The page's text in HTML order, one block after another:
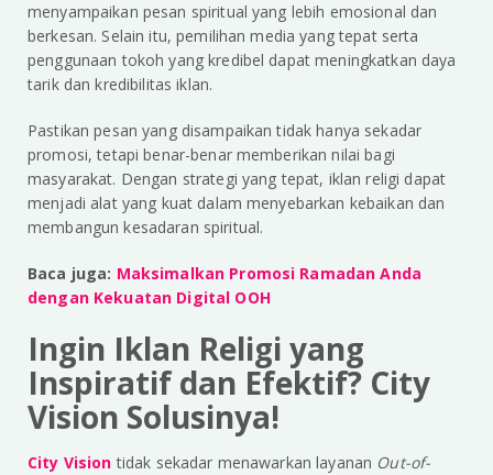
menyampaikan pesan spiritual yang lebih emosional dan
berkesan. Selain itu, pemilihan media yang tepat serta
penggunaan tokoh yang kredibel dapat meningkatkan daya
tarik dan kredibilitas iklan.
Pastikan pesan yang disampaikan tidak hanya sekadar
promosi, tetapi benar-benar memberikan nilai bagi
masyarakat. Dengan strategi yang tepat, iklan religi dapat
menjadi alat yang kuat dalam menyebarkan kebaikan dan
membangun kesadaran spiritual.
Baca juga: Maksimalkan Promosi Ramadan Anda
dengan Kekuatan Digital OOH
Ingin Iklan Religi yang
Inspiratif dan Efektif? City
Vision Solusinya!
City Vision tidak sekadar menawarkan layanan Out-of-